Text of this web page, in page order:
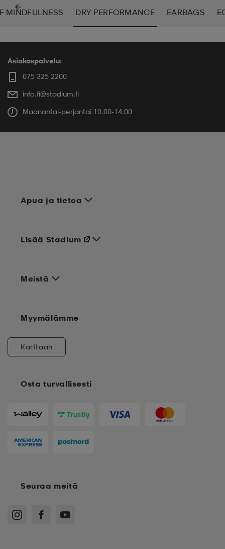
MINDFULNESS DRY PERFORMANCE EARBAGS
Asiakaspalvelu:
075 325 2200
info.fi@stadium.fi
Maanantai-perjantai 10.00-14.00
Apua ja tietoa
Meistä
Osta turvallisesti
Lisää Stadium
Myymälämme
Karttaan
Seuraa meitä